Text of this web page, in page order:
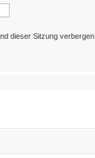
dieser Sitzung verbergen